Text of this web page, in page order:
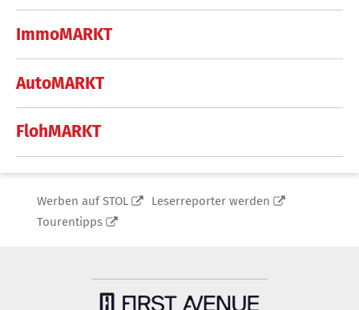
ImmoMARKT
AutoMARKT
FlohMARKT
Werben auf STOL
Leserreporter werden
Tourentipps